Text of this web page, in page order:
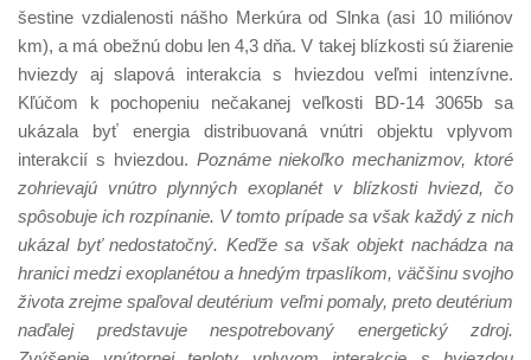
šestine vzdialenosti nášho Merkúra od Slnka (asi 10 miliónov
km), a má obežnú dobu len 4,3 dňa. V takej blízkosti sú žiarenie
hviezdy aj slapová interakcia s hviezdou veľmi intenzívne.
Kľúčom k pochopeniu nečakanej veľkosti BD-14 3065b sa
ukázala byť energia distribuovaná vnútri objektu vplyvom
interakcií s hviezdou. Poznáme niekoľko mechanizmov, ktoré
zohrievajú vnútro plynných exoplanét v blízkosti hviezd, čo
spôsobuje ich rozpínanie. V tomto prípade sa však každý z nich
ukázal byť nedostatočný. Keďže sa však objekt nachádza na
hranici medzi exoplanétou a hnedým trpaslíkom, väčšinu svojho
života zrejme spaľoval deutérium veľmi pomaly, preto deutérium
naďalej predstavuje nespotrebovaný energetický zdroj.